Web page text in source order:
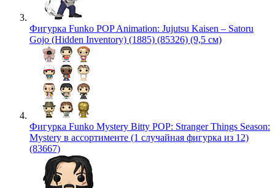
Фигурка Funko POP Animation: Jujutsu Kaisen – Satoru
Gojo (Hidden Inventory) (1885) (85326) (9,5 см)
Фигурка Funko Mystery Bitty POP: Stranger Things Season:
Mystery в ассортименте (1 случайная фигурка из 12)
(83667)